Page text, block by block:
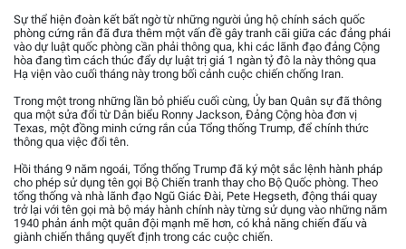
Sự thể hiện đoàn kết bất ngờ từ những người ủng hộ chính sách quốc
phòng cứng rắn đã đưa thêm một vấn đề gây tranh cãi giữa các đảng phái
vào dự luật quốc phòng cần phải thông qua, khi các lãnh đạo đảng Cộng
hòa đang tìm cách thúc đẩy dự luật trị giá 1 ngàn tỷ đô la này thông qua
Hạ viện vào cuối tháng này trong bối cảnh cuộc chiến chống Iran.
Trong một trong những lần bỏ phiếu cuối cùng, Ủy ban Quân sự đã thông
qua một sửa đổi từ Dân biểu Ronny Jackson, Đảng Cộng hòa đơn vị
Texas, một đồng minh cứng rắn của Tổng thống Trump, để chính thức
thông qua việc đổi tên.
Hồi tháng 9 năm ngoái, Tổng thống Trump đã ký một sắc lệnh hành pháp
cho phép sử dụng tên gọi Bộ Chiến tranh thay cho Bộ Quốc phòng. Theo
tổng thống và nhà lãnh đạo Ngũ Giác Đài, Pete Hegseth, động thái quay
trở lại với tên gọi mà bộ máy hành chính này từng sử dụng vào những năm
1940 phản ánh một quân đội mạnh mẽ hơn, có khả năng chiến đấu và
giành chiến thắng quyết định trong các cuộc chiến.